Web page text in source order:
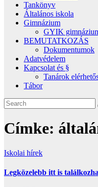
Tankönyv
Általános iskola
Gimnázium
GYIK
BEMUTATKOZÁS
Dokumentumok
Adatvédelem
Kapcsolat és §
Tanárok
Tábor
Címke:
Iskolai hírek
Legközelebb itt is